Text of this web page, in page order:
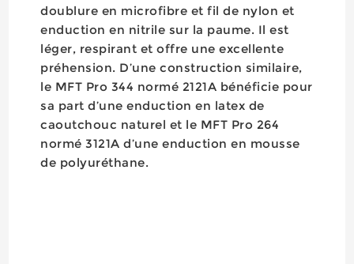
doublure en microfibre et fil de nylon et
enduction en nitrile sur la paume. Il est
léger, respirant et offre une excellente
préhension. D’une construction similaire,
le MFT Pro 344 normé 2121A bénéficie pour
sa part d’une enduction en latex de
caoutchouc naturel et le MFT Pro 264
normé 3121A d’une enduction en mousse
de polyuréthane.